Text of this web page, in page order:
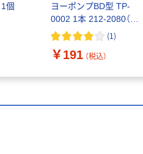
個
ヨーポンプBD型 TP-
0002 1本 212-2080（直
送品）
(1)
￥191 （税込）